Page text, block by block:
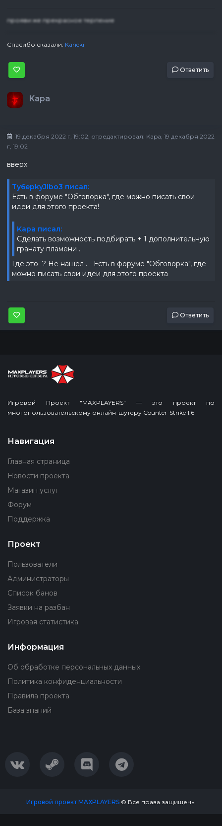
прояви же прекрасное терпение
Спасибо сказали: Kaneki
Ответить
Kapa
19 декабря 2022 г, 19:02, отредактировал: Kapa, 19 декабря 2022
г, 19:02
вверх
Ty6epkyJIbo3 писал:
Есть в форуме "Обговорка", где можно писать свои
идеи для этого проекта!
Kapa писал:
Сделать возможность подбирать + 1 дополнительную
гранату пламени .
Где это ? Не нашел . - Есть в форуме "Обговорка", где
можно писать свои идеи для этого проекта
Ответить
Игровой Проект "MAXPLAYERS" — это проект по
многопользовательскому онлайн-шутеру Counter-Strike 1.6
Навигация
Главная страница
Новости проекта
Магазин услуг
Форум
Поддержка
Проект
Пользователи
Администраторы
Список банов
Заявки на разбан
Игровая статистика
Информация
Об обработке персональных данных
Политика конфиденциальности
Правила проекта
База знаний
Игровой проект MAXPLAYERS © Все права защищены